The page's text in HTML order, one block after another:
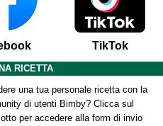
TikTok
RICETTA
una tua personale ricetta con la
di utenti Bimby? Clicca sul
per accedere alla form di invio